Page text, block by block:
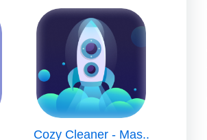
Cozy Cleaner - Mas..